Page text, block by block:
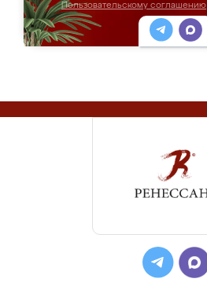
Пользовательскому соглашению